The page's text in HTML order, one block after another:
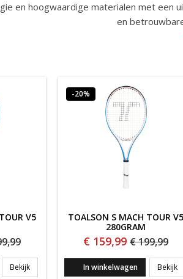
en hoogwaardige materialen met een
en
V5
BekijkTOALSON S MACH TOUR v5 300gram
-20%
TOALSON S MACH TOUR V5
280GRAM
€ 159,99 € 199,99
In winkelwagen Bekijk